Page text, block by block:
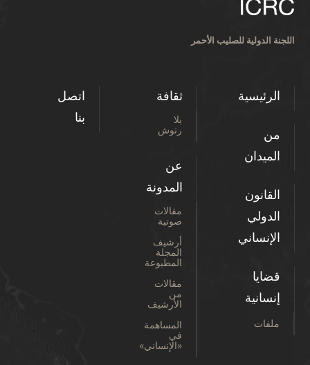
اللجنة الدولية للصليب الأحمر
الرئيسية
من
الميدان
القانون
الدولي
الإنساني
قضايا
إنسانية
ملفات
ثقافة
بلا
رتوش
عن
المدونة
مقالات
صوتية
أرشيف
المجلة
المطبوعة
مقالات
من
الأرشيف
المساهمة
في
«الإنساني»
اتصل
بنا